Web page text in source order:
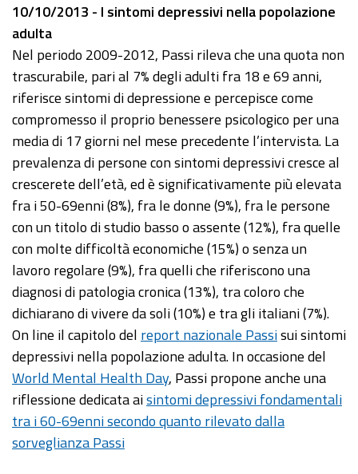
10/10/2013 - I sintomi depressivi nella popolazione
adulta
Nel periodo 2009-2012, Passi rileva che una quota non
trascurabile, pari al 7% degli adulti fra 18 e 69 anni,
riferisce sintomi di depressione e percepisce come
compromesso il proprio benessere psicologico per una
media di 17 giorni nel mese precedente l’intervista. La
prevalenza di persone con sintomi depressivi cresce al
crescerete dell’età, ed è significativamente più elevata
fra i 50-69enni (8%), fra le donne (9%), fra le persone
con un titolo di studio basso o assente (12%), fra quelle
con molte difficoltà economiche (15%) o senza un
lavoro regolare (9%), fra quelli che riferiscono una
diagnosi di patologia cronica (13%), tra coloro che
dichiarano di vivere da soli (10%) e tra gli italiani (7%).
On line il capitolo del report nazionale Passisui sintomi
depressivi nella popolazione adulta. In occasione del
World Mental Health Day, Passi propone anche una
riflessione dedicata aisintomi depressivi fondamentali
tra i 60-69enni secondo quanto rilevato dalla
sorveglianza Passi